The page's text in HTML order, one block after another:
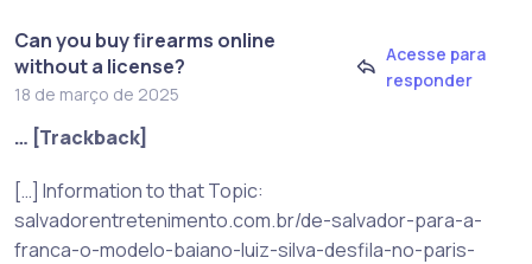
Can you buy firearms online
without a license?
18 de março de 2025
Acesse para
responder
… [Trackback]
[…] Information to that Topic:
salvadorentretenimento.com.br/de-salvador-para-a-
franca-o-modelo-baiano-luiz-silva-desfila-no-paris-